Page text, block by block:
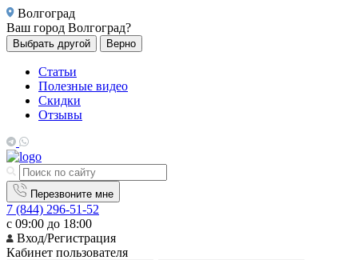
Волгоград
Ваш город Волгоград?
Выбрать другой Верно
Статьи
Полезные видео
Скидки
Отзывы
Перезвоните мне
7 (844) 296-51-52
с 09:00 до 18:00
Вход/Регистрация
Кабинет пользователя